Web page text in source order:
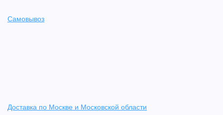
Самовывоз
Доставка по Москве и Московской области